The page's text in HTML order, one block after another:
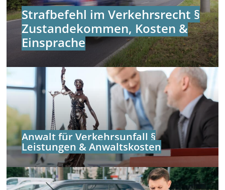
Strafbefehl im Verkehrsrecht §
Zustandekommen, Kosten &
Einsprache
Anwalt für Verkehrsunfall §
Leistungen & Anwaltskosten